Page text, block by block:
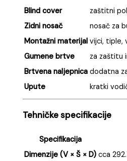
Blind cover
zaštitni
Zidni nosač
nosač za
Montažni materijal vijci, tiple,
Gumene brtve
za zaštitu
Brtvena naljepnica dodatna
Upute
kratki
Tehničke specifikacije
Specifikacija
Dimenzije (V × Š × D) cca